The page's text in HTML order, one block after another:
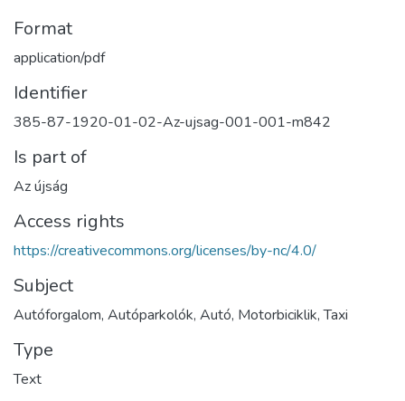
Format
application/pdf
Identifier
385-87-1920-01-02-Az-ujsag-001-001-m842
Is part of
Az újság
Access rights
https://creativecommons.org/licenses/by-nc/4.0/
Subject
Autóforgalom, Autóparkolók, Autó, Motorbiciklik, Taxi
Type
Text